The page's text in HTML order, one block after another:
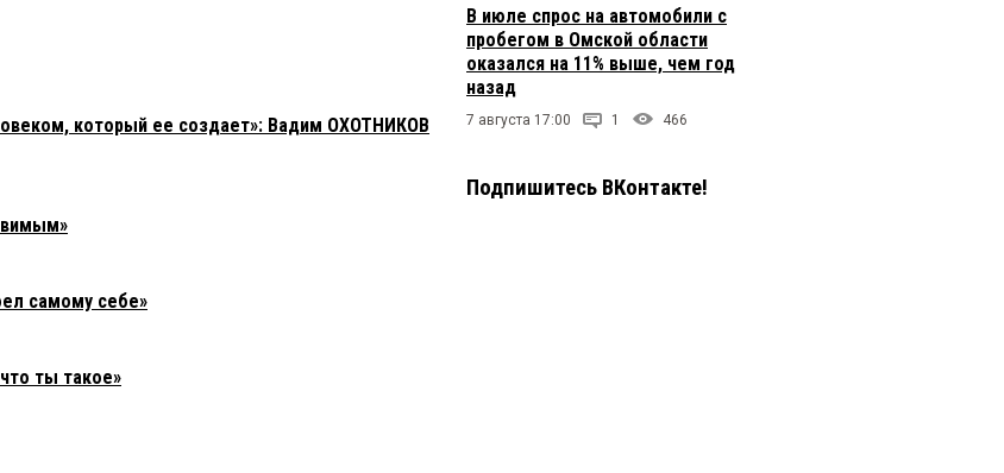
который ее создает»: Вадим ОХОТНИКОВ
самому себе»
ты такое»
В июле спрос на автомобили с
пробегом в Омской области
оказался на 11% выше, чем год
назад
7 августа 17:00 1 466
Подпишитесь ВКонтакте!